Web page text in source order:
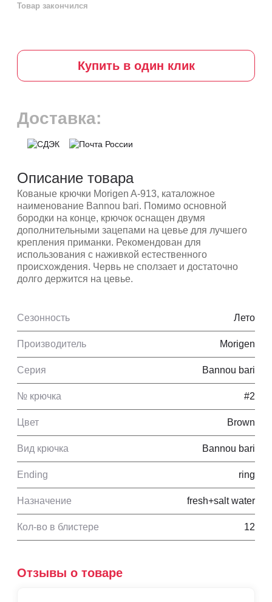
Товар закончился
Купить в один клик
Доставка:
Описание товара
Кованые крючки Morigen A-913, каталожное
наименование Bannou bari. Помимо основной
бородки на конце, крючок оснащен двумя
дополнительными зацепами на цевье для лучшего
крепления приманки. Рекомендован для
использования с наживкой естественного
происхождения. Червь не сползает и достаточно
долго держится на цевье.
Сезонность Лето
Производитель Morigen
Серия Bannou bari
№ крючка #2
Цвет Brown
Вид крючка Bannou bari
Ending ring
Назначение fresh+salt water
Кол-во в блистере 12
Отзывы о товаре